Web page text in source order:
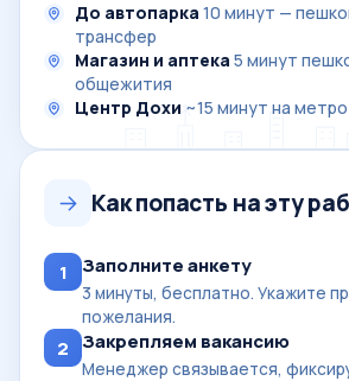
До автопарка 10 минут —
трансфер
Магазин и аптека 5 минут
общежития
Центр Дохи ~15 минут на
Как попасть на эту
1 Заполните анкету
3 минуты, бесплатно. Укажите
пожелания.
2 Закрепляем вакансию
Менеджер связывается,